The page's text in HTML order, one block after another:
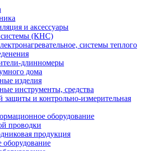
и аксессуары
системы (КНС)
системы теплого
длинномеры
дома
изделия
инструменты, средства
защиты и контрольно-измерительная
оборудование
проводки
продукция
оборудование